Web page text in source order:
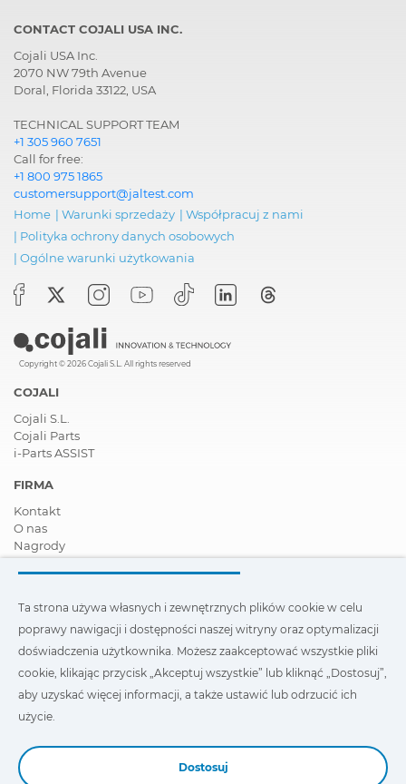
CONTACT COJALI USA INC.
Cojali USA Inc.
2070 NW 79th Avenue
Doral, Florida 33122, USA
TECHNICAL SUPPORT TEAM
+1 305 960 7651
Call for free:
+1 800 975 1865
customersupport@jaltest.com
Home | Warunki sprzedaży | Współpracuj z nami
| Polityka ochrony danych osobowych
| Ogólne warunki użytkowania
Copyright © 2026 Cojali S.L. All rights reserved
COJALI
Cojali S.L.
Cojali Parts
i-Parts ASSIST
FIRMA
Kontakt
O nas
Nagrody
Certyfikaty
Aktualności
Film
FAQ - Najczęściej zadawane pytania
Ta strona wykorzystuje nasze własne i zewnętrzne pliki cookie,
aby poprawić nawigację i dostępność naszej witryny oraz
ustawić lub odmówić ich użycia.
Ta strona używa własnych i zewnętrznych plików cookie w celu
poprawy nawigacji i dostępności naszej witryny oraz optymalizacji
doświadczenia użytkownika. Możesz zaakceptować wszystkie pliki
cookie, klikając przycisk „Akceptuj wszystkie” lub kliknąć „Dostosuj”,
aby uzyskać więcej informacji, a także ustawić lub odrzucić ich
użycie.
Dostosuj